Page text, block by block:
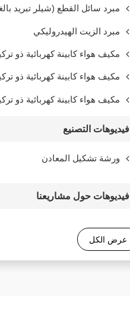
مبرد سائل القطع (شيلر تبريد
مبرد الزيت الهيدروليكي
مكيف هواء كابينة كهربائية ذو
مكيف هواء كابينة كهربائية ذو
مكيف هواء كابينة كهربائية ذو
فيديوهات التصنيع
ورشة تشكيل المعادن
فيديوهات حول مشاريعنا
عرض الكل